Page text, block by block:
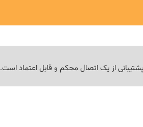
از یک اتصال محکم و قابل اعتماد است.